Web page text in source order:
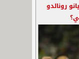
رونالدو